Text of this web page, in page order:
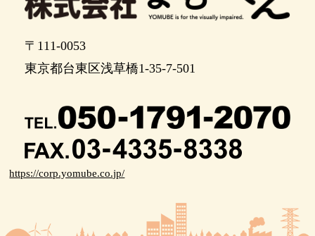
右に曲がります。 先ほどの旧ふちゅうまち役場庁
舎のところです。 曲がってから100メートルぐら
い直進します。
ポイント13
まだ直進です。 右には先ほどの小学校がありま
す。
ここから右にカーブします。 右斜め前に進みま
す。2時の方向です
道に沿って右にカーブします。 右斜め前に進みま
〒111-0053
東京都台東区浅草橋1-35-7-501
https://corp.yomube.co.jp/